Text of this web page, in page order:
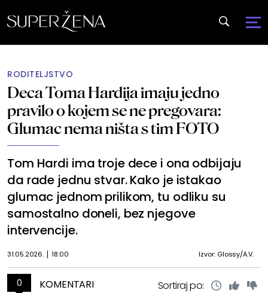
RODITELJSTVO
Deca Toma Hardija imaju jedno
pravilo o kojem se ne pregovara:
Glumac nema ništa s tim FOTO
Tom Hardi ima troje dece i ona odbijaju
da rade jednu stvar. Kako je istakao
glumac jednom prilikom, tu odliku su
samostalno doneli, bez njegove
intervencije.
31.05.2026. 18:00 Izvor: Glossy/A.V.
0 KOMENTARI Sortiraj po: